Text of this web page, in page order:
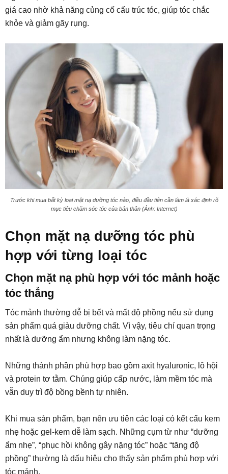
giá cao nhờ khả năng củng cố cấu trúc tóc, giúp tóc chắc
khỏe và giảm gãy rụng.
Trước khi mua bất kỳ loại mặt nạ dưỡng tóc nào, điều đầu tiên cần làm là xác định rõ
mục tiêu chăm sóc tóc của bản thân (Ảnh: Internet)
Chọn mặt nạ dưỡng tóc phù
hợp với từng loại tóc
Chọn mặt nạ phù hợp với tóc mảnh hoặc
tóc thẳng
Tóc mảnh thường dễ bị bết và mất độ phồng nếu sử dụng
sản phẩm quá giàu dưỡng chất. Vì vậy, tiêu chí quan trọng
nhất là dưỡng ẩm nhưng không làm nặng tóc.
Những thành phần phù hợp bao gồm axit hyaluronic, lô hội
và protein tơ tằm. Chúng giúp cấp nước, làm mềm tóc mà
vẫn duy trì độ bồng bềnh tự nhiên.
Khi mua sản phẩm, bạn nên ưu tiên các loại có kết cấu kem
nhẹ hoặc gel-kem dễ làm sạch. Những cụm từ như “dưỡng
ẩm nhẹ”, “phục hồi không gây nặng tóc” hoặc “tăng độ
phồng” thường là dấu hiệu cho thấy sản phẩm phù hợp với
tóc mảnh.